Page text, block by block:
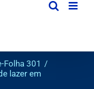
Folha 301
lazer em